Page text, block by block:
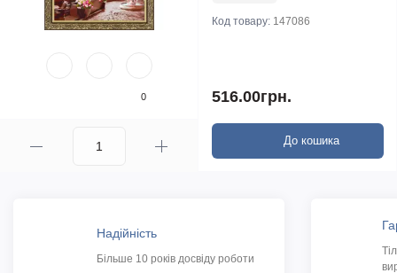
0
Код товару: 147086
516.00грн.
До кошика
Надійність
Більше 10 років досвіду роботи